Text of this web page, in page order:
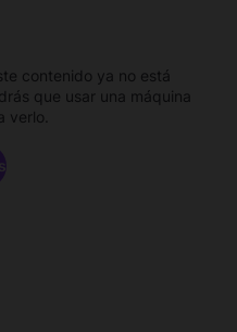
contenido ya no está
que usar una máquina
verlo.